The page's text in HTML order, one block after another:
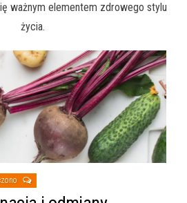
ważnym elementem zdrowego stylu
życia.